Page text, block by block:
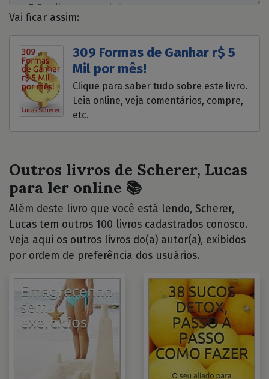
Vai ficar assim:
309 Formas de Ganhar r$ 5
Mil por mês!
Clique para saber tudo sobre este livro.
Leia online, veja comentários, compre,
etc.
Outros livros de Scherer, Lucas
para ler online 📚
Além deste livro que você está lendo, Scherer,
Lucas tem outros 100 livros cadastrados conosco.
Veja aqui os outros livros do(a) autor(a), exibidos
por ordem de preferência dos usuários.